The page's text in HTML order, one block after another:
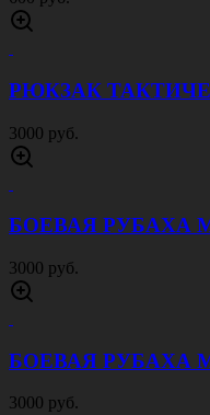
РЮКЗАК
3000 руб.
БОЕВАЯ РУБАХА
3000 руб.
БОЕВАЯ РУБАХА
3000 руб.